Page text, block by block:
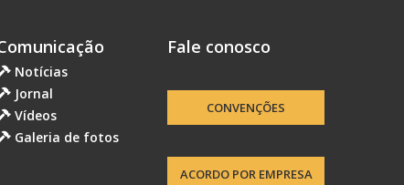
Notícias
Jornal
Vídeos
Galeria de fotos
Fale conosco
CONVENÇÕES
ACORDO POR EMPRESA